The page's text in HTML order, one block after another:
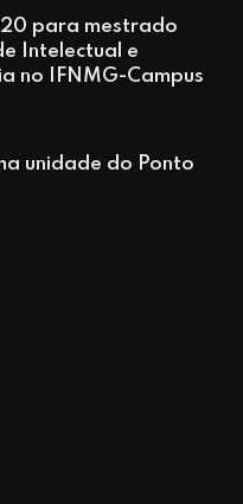
para mestrado
Intelectual e
no IFNMG-Campus
unidade do Ponto